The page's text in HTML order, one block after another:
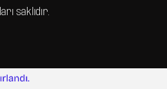
saklıdır.